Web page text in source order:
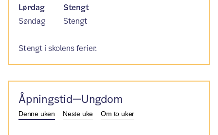
Lørdag
Stengt
Søndag
Stengt
Stengt i skolens ferier.
Åpningstid—Ungdom
Denne uken Neste uke Om to uker